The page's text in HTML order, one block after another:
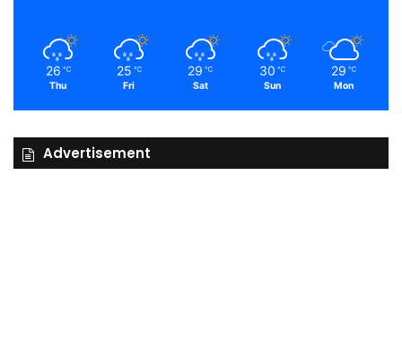
26 ℃
Thu
25 ℃
Fri
29 ℃
Sat
30 ℃
Sun
29 ℃
Mon
Advertisement